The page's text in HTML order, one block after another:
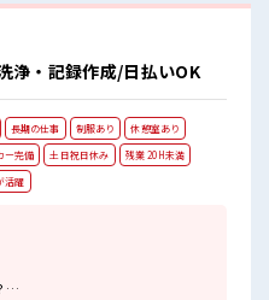
浄・記録作成/日払いOK
長期の仕事 制服あり
休憩室あり
ー完備 土日祝日休み
残業 20H未満
活躍